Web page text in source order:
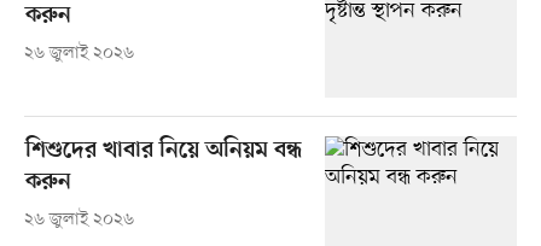
করুন
২৬ জুলাই ২০২৬
শিশুদের খাবার নিয়ে অনিয়ম বন্ধ
করুন
২৬ জুলাই ২০২৬